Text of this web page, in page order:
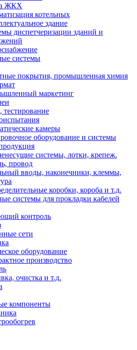
ЖКХ
котельных
здание
диспетчеризации зданий и
системы
покрытия, промышленная химия
маркетинг
камеры
оборудование и системы
системы, лотки, крепеж.
провод
вводы, наконечники, клеммы,
коробки, короба и т.д.
системы для прокладки кабелей
контроль
сети
оборудование
производство
очистка и т.д.
компоненты